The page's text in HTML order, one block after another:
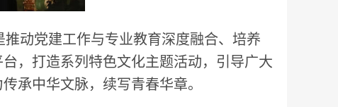
动党建工作与专业教育深度融合、培养
，打造系列特色文化主题活动，引导广大
承中华文脉，续写青春华章。